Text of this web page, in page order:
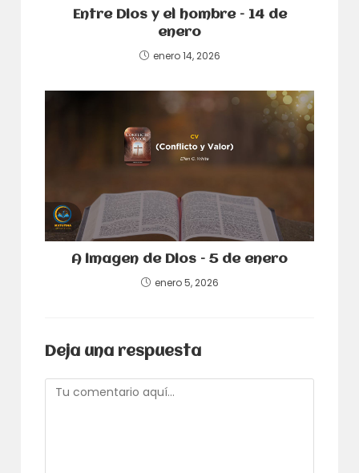
Entre Dios y el hombre – 14 de
enero
enero 14, 2026
A imagen de Dios – 5 de enero
enero 5, 2026
Deja una respuesta
Comentario